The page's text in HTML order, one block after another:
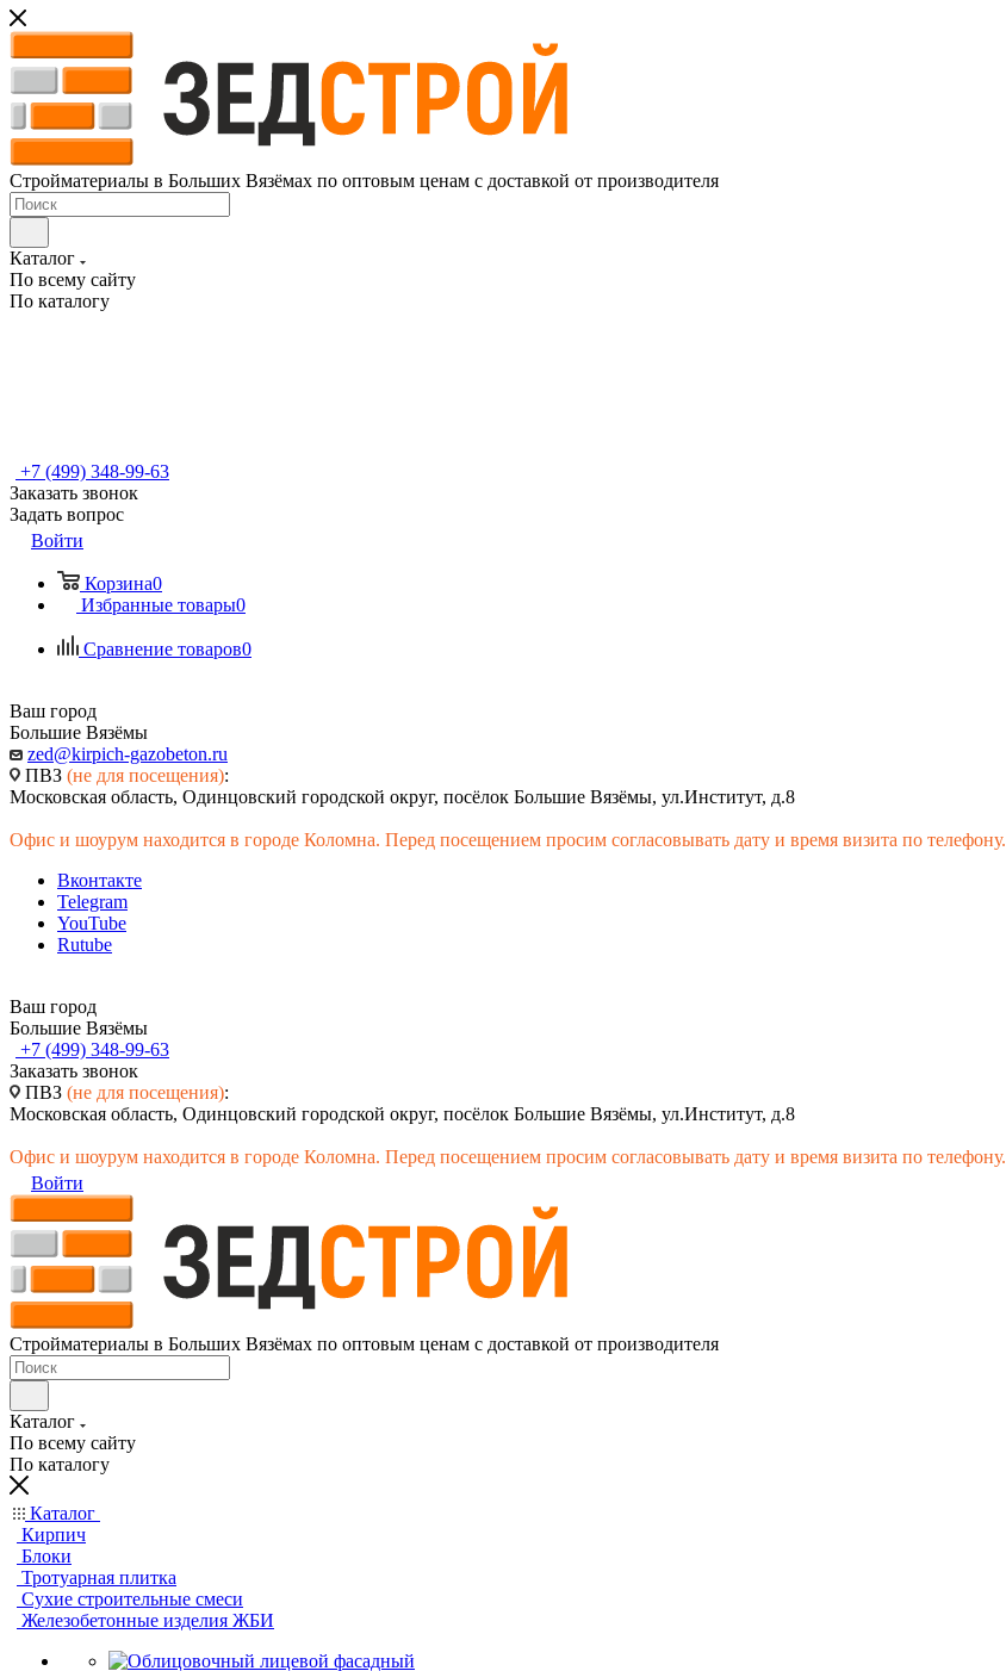
Стройматериалы в Больших Вязёмах по оптовым ценам с доставкой от производителя
Каталог
По всему сайту
По каталогу
+7 (499) 348-99-63
Заказать звонок
Задать вопрос
Войти
Корзина0
Избранные товары0
Сравнение товаров0
Ваш город
Большие Вязёмы
zed@kirpich-gazobeton.ru
ПВЗ (не для посещения):
Московская область, Одинцовский городской округ, посёлок Большие Вязёмы, ул.Институт, д.8
Офис и шоурум находится в городе Коломна. Перед посещением просим согласовывать дату и время визита по телефону.
Вконтакте
Telegram
YouTube
Rutube
Ваш город
Большие Вязёмы
+7 (499) 348-99-63
Заказать звонок
ПВЗ (не для посещения):
Московская область, Одинцовский городской округ, посёлок Большие Вязёмы, ул.Институт, д.8
Офис и шоурум находится в городе Коломна. Перед посещением просим согласовывать дату и время визита по телефону.
Войти
Стройматериалы в Больших Вязёмах по оптовым ценам с доставкой от производителя
Каталог
По всему сайту
По каталогу
Каталог
Кирпич
Блоки
Тротуарная плитка
Сухие строительные смеси
Железобетонные изделия ЖБИ